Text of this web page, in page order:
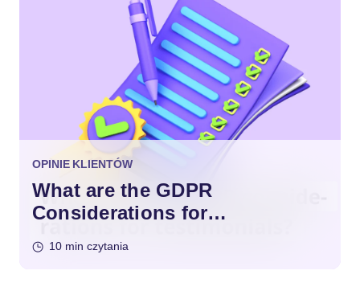
OPINIE KLIENTÓW
What are the GDPR
Considerations for
10 min czytania